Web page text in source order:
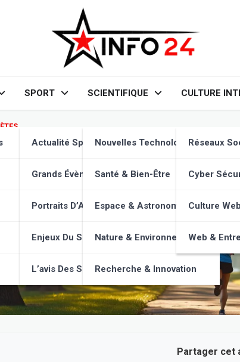
SPORT
Actualité Sportive
Grands Évènements
Portraits D’Athlètes
Enjeux Du Sport
L’avis Des Supporters
SCIENTIFIQUE
Nouvelles Technologies
Santé & Bien-Être
Espace & Astronomie
Nature & Environnement
Recherche & Innovation
CULTURE
Réseaux
Cyber
Culture
Web &
amateur : Le secret
Partager cet